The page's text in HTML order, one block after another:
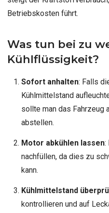
Betriebskosten führt.
Was tun bei zu
Kühlflüssigkeit?
Sofort anhalten: Falls
Kühlmittelstand
sollte man das Fahrzeug
abstellen.
Motor abkühlen lassen:
nachfüllen, da dies zu
kann.
Kühlmittelstand
kontrollieren und auf